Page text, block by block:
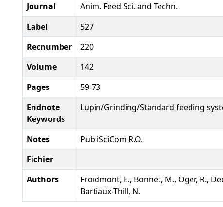
Journal
Anim. Feed Sci. and Techn.
Label
527
Recnumber
220
Volume
142
Pages
59-73
Endnote
Keywords
Lupin/Grinding/Standard feeding
Notes
PubliSciCom R.O.
Fichier
Authors
Froidmont, E., Bonnet, M., Oger, R.,
Bartiaux-Thill, N.